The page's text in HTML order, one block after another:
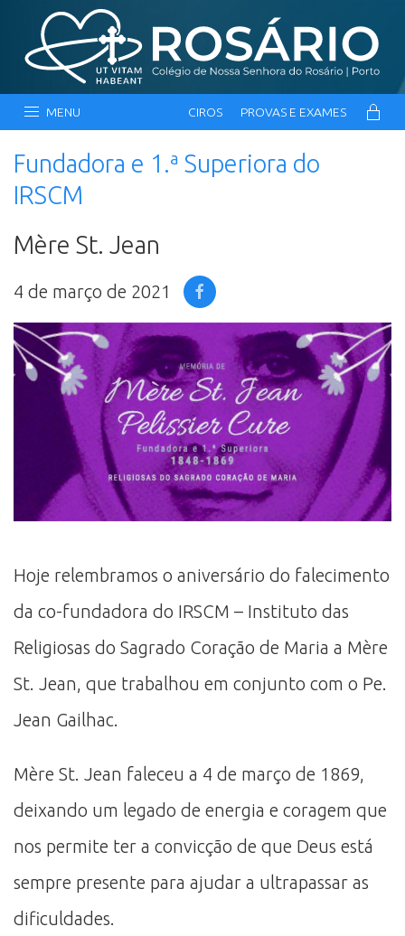
MENU CIROS PROVAS E EXAMES
Fundadora e 1.ª Superiora do
IRSCM
Mère St. Jean
4 de março de 2021
Hoje relembramos o aniversário do falecimento
da co-fundadora do IRSCM – Instituto das
Religiosas do Sagrado Coração de Maria a Mère
St. Jean, que trabalhou em conjunto com o Pe.
Jean Gailhac.
Mère St. Jean faleceu a 4 de março de 1869,
deixando um legado de energia e coragem que
nos permite ter a convicção de que Deus está
sempre presente para ajudar a ultrapassar as
dificuldades.